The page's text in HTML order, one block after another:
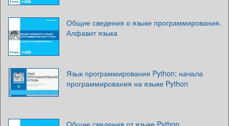
Общие сведения о языке программирования.
Алфавит языка
Язык программирования Python: начала
программирования на языке Python
Общие сведения от языке Python